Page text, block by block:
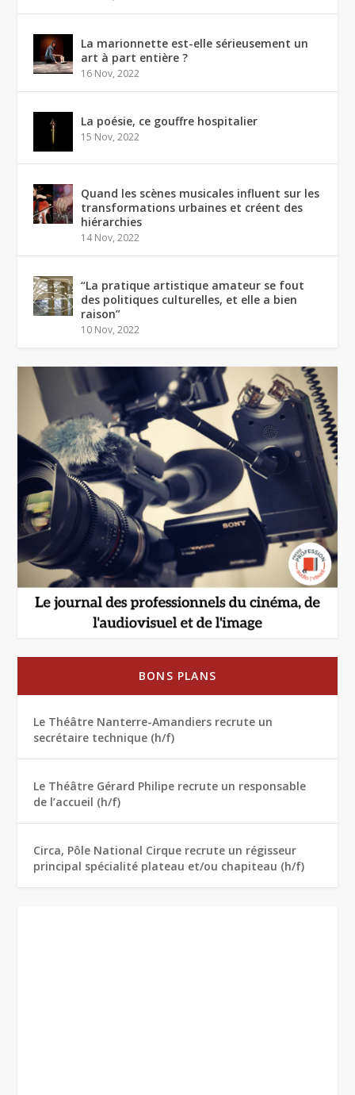
La marionnette est-elle sérieusement un
art à part entière ?
16 Nov, 2022
La poésie, ce gouffre hospitalier
15 Nov, 2022
Quand les scènes musicales influent sur les
transformations urbaines et créent des
hiérarchies
14 Nov, 2022
“La pratique artistique amateur se fout
des politiques culturelles, et elle a bien
raison”
10 Nov, 2022
BONS PLANS
Le Théâtre Nanterre-Amandiers recrute un
secrétaire technique (h/f)
Le Théâtre Gérard Philipe recrute un responsable
de l’accueil (h/f)
Circa, Pôle National Cirque recrute un régisseur
principal spécialité plateau et/ou chapiteau (h/f)